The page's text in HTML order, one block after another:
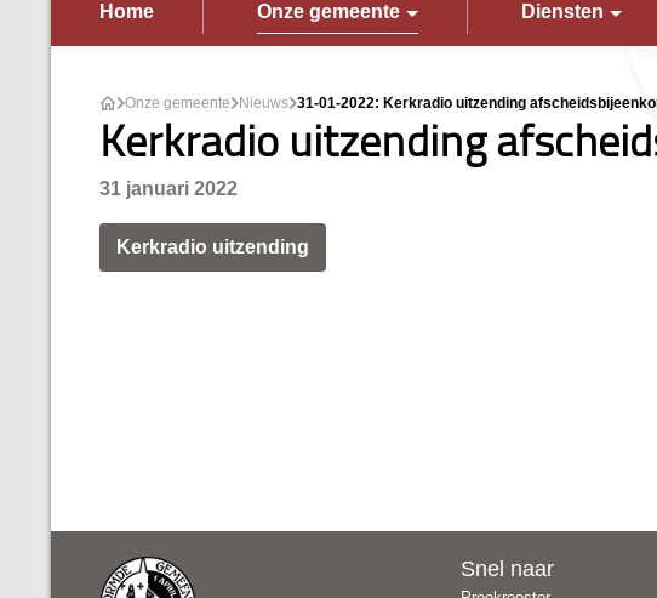
Home Onze gemeente Diensten
Onze gemeente Nieuws 31-01-2022: Kerkradio uitzending
Kerkradio uitzending
31 januari 2022
Kerkradio uitzending
Snel naar